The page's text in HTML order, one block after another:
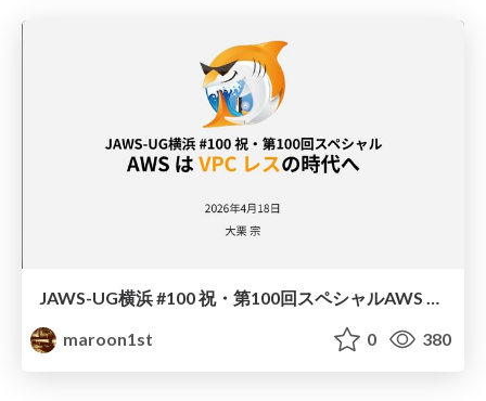
JAWS-UG横浜 #100 祝・第100回スペシャル AWS は VPC レスの時代へ
maroon1st
0 380